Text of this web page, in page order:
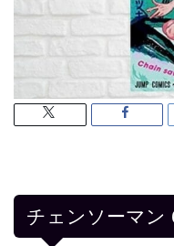
チェンソーマン